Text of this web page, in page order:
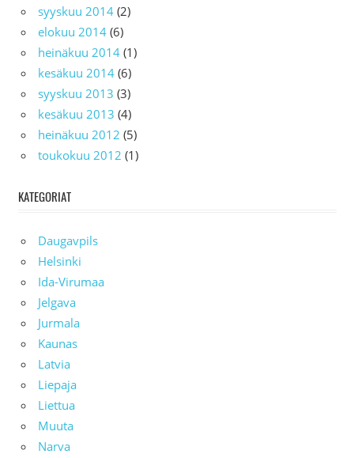
syyskuu 2014 (2)
elokuu 2014 (6)
heinäkuu 2014 (1)
kesäkuu 2014 (6)
syyskuu 2013 (3)
kesäkuu 2013 (4)
heinäkuu 2012 (5)
toukokuu 2012 (1)
KATEGORIAT
Daugavpils
Helsinki
Ida-Virumaa
Jelgava
Jurmala
Kaunas
Latvia
Liepaja
Liettua
Muuta
Narva